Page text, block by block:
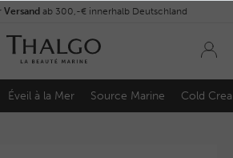
Versand ab 300,-€ innerhalb Deutschland
Éveil à la Mer Source Marine Cold